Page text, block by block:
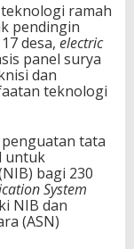
ramah
pendingin
desa, electric
panel surya
dan
teknologi
tata
untuk
bagi 230
System
NIB dan
(ASN)